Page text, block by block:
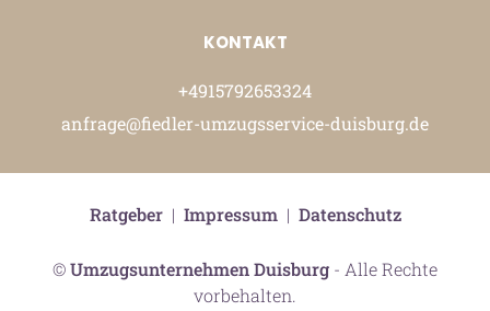
KONTAKT
+4915792653324
anfrage@fiedler-umzugsservice-duisburg.de
©Umzugsunternehmen Duisburg - Alle Rechte
vorbehalten.
Ratgeber| Impressum| Datenschutz